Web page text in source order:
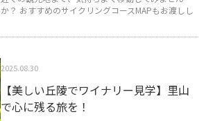
か？ おすすめのサイクリングコースMAPもお渡しし
2025.08.30
【美しい丘陵でワイナリー見学】里山
で心に残る旅を！